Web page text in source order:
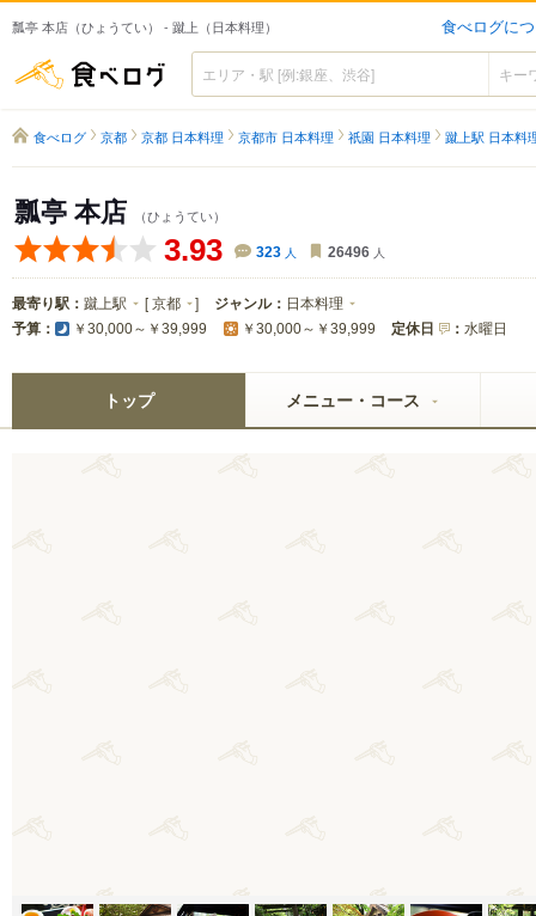
瓢亭 本店（ひょうてい） - 蹴上（日本料理） 食べログに
食べログ
食べログ 京都 京都 日本料理 京都市 日本料理 祇園 日本料理 蹴上駅 日本料
瓢亭 本店 （ひょうてい）
3.93 323 人 26496 人
最寄り駅： 蹴上駅 [京都 ] ジャンル： 日本料理
予算： ￥30,000～￥39,999 ￥30,000～￥39,999 定休日 ： 水曜日
トップ メニュー・コース